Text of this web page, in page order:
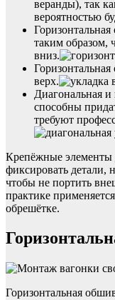
веранды), так
вероятностью
таким образом,
вниз.
верх.
Диагональная
способны
требуют
Крепёжные элементы
фиксировать детали,
чтобы не портить
практике
обрешётке.
Горизонтальная